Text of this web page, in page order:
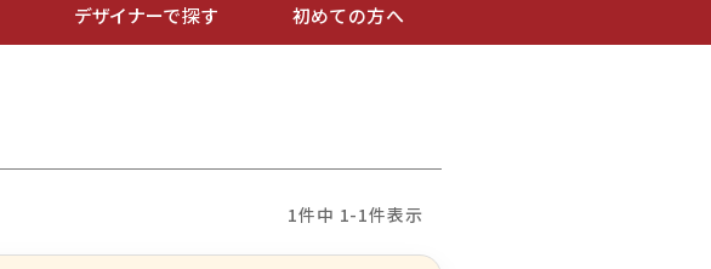
デザイナーで探す 初めての方へ
1件中 1-1件表示